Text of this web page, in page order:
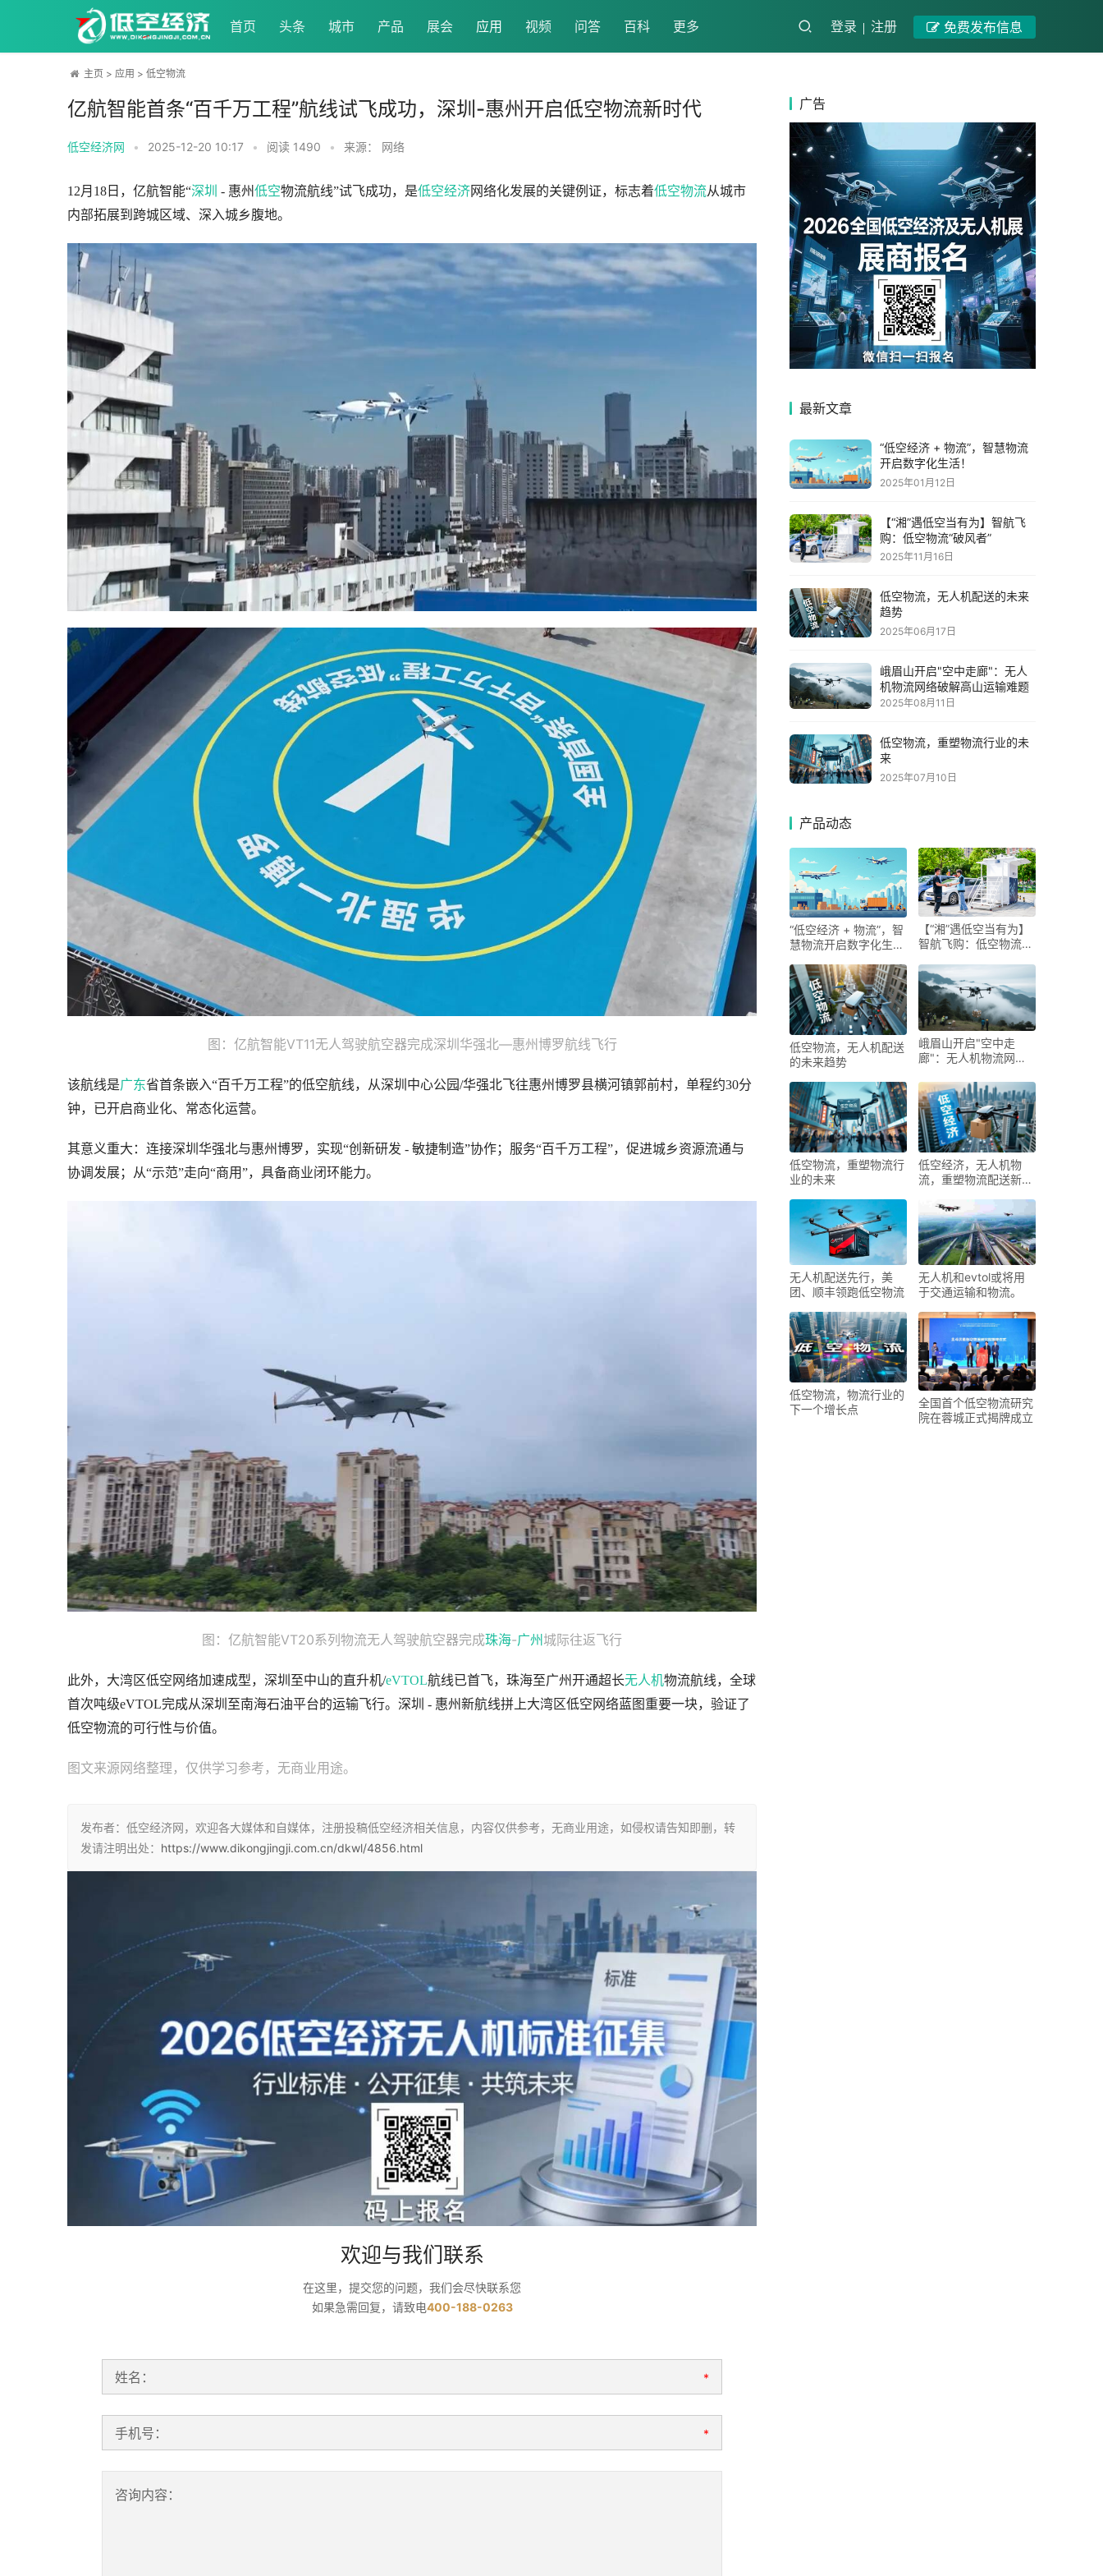
首页 头条 城市 产品 展会 应用 视频 问答 百科 更多 登录 注册 免费发布信息
主页 > 应用 > 低空物流
亿航智能首条“百千万工程”航线试飞成功，深圳-惠州开启低空物流新时代
低空经济网 • 2025-12-20 10:17 • 阅读 1490 • 来源： 网络
12月18日，亿航智能“深圳 - 惠州低空物流航线”试飞成功，是低空经济网络化发展的关键例证，标志着低空物流从城市
内部拓展到跨城区域、深入城乡腹地。
图：亿航智能VT11无人驾驶航空器完成深圳华强北—惠州博罗航线飞行
该航线是广东省首条嵌入“百千万工程”的低空航线，从深圳中心公园/华强北飞往惠州博罗县横河镇郭前村，单程约30分
钟，已开启商业化、常态化运营。
其意义重大：连接深圳华强北与惠州博罗，实现“创新研发 - 敏捷制造”协作；服务“百千万工程”，促进城乡资源流通与
协调发展；从“示范”走向“商用”，具备商业闭环能力。
图：亿航智能VT20系列物流无人驾驶航空器完成珠海-广州城际往返飞行
此外，大湾区低空网络加速成型，深圳至中山的直升机/eVTOL航线已首飞，珠海至广州开通超长无人机物流航线，全球
首次吨级eVTOL完成从深圳至南海石油平台的运输飞行。深圳 - 惠州新航线拼上大湾区低空网络蓝图重要一块，验证了
低空物流的可行性与价值。
图文来源网络整理，仅供学习参考，无商业用途。
发布者：低空经济网，欢迎各大媒体和自媒体，注册投稿低空经济相关信息，内容仅供参考，无商业用途，如侵权请告知即删，转
发请注明出处： https://www.dikongjingji.com.cn/dkwl/4856.html
欢迎与我们联系
在这里，提交您的问题，我们会尽快联系您
如果急需回复，请致电400-188-0263
姓名： *
手机号： *
咨询内容：
广告
最新文章
“低空经济 + 物流”，智慧物流
开启数字化生活！
2025年01月12日
【“湘”遇低空当有为】智航飞
购：低空物流“破风者”
2025年11月16日
低空物流，无人机配送的未来
趋势
2025年06月17日
峨眉山开启"空中走廊"：无人
机物流网络破解高山运输难题
2025年08月11日
低空物流，重塑物流行业的未
来
2025年07月10日
产品动态
“低空经济 + 物流”，智
慧物流开启数字化生
【“湘”遇低空当有为】
智航飞购：低空物流
低空物流，无人机配送
的未来趋势
峨眉山开启"空中走
廊"：无人机物流网络
低空物流，重塑物流行
业的未来
低空经济，无人机物
流，重塑物流配送新形
无人机配送先行，美
团、顺丰领跑低空物流
无人机和evtol或将用
于交通运输和物流。
低空物流，物流行业的
下一个增长点
全国首个低空物流研究
院在蓉城正式揭牌成立